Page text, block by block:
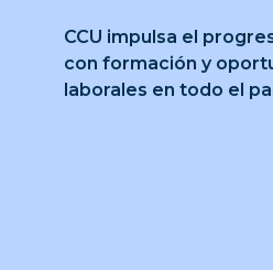
CCU impulsa el
con formación y
laborales en todo el